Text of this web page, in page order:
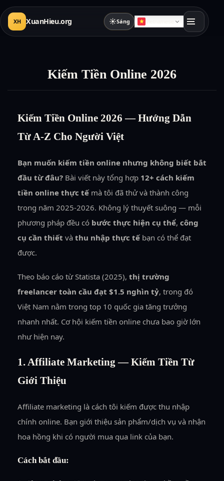
XH XuanHieu.org ☀Sáng
Kiếm Tiền Online 2026
Kiếm Tiền Online 2026 — Hướng Dẫn
Từ A-Z Cho Người Việt
Bạn muốn kiếm tiền online nhưng không biết bắt
đầu từ đâu? Bài viết này tổng hợp 12+ cách kiếm
tiền online thực tếmà tôi đã thử và thành công
trong năm 2025-2026. Không lý thuyết suông — mỗi
phương pháp đều có bước thực hiện cụ thể, công
cụ cần thiết và thu nhập thực tếbạn có thể đạt
được.
Theo báo cáo từ Statista (2025), thị trường
freelancer toàn cầu đạt $1.5 nghìn tỷ, trong đó
Việt Nam nằm trong top 10 quốc gia tăng trưởng
nhanh nhất. Cơ hội kiếm tiền online chưa bao giờ lớn
như hiện nay.
1. Affiliate Marketing — Kiếm Tiền Từ
Giới Thiệu
Affiliate marketing là cách tôi kiếm được thu nhập
chính online. Bạn giới thiệu sản phẩm/dịch vụ và nhận
hoa hồng khi có người mua qua link của bạn.
Cách bắt đầu: